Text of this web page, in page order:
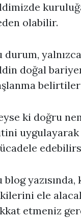
olabilir.
durum,
doğal
ki doğru
uygulayarak
blog
ele
etmeniz